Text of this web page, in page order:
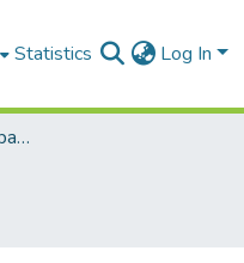
Statistics Log In
Збірники наукових праць ЦНТУ